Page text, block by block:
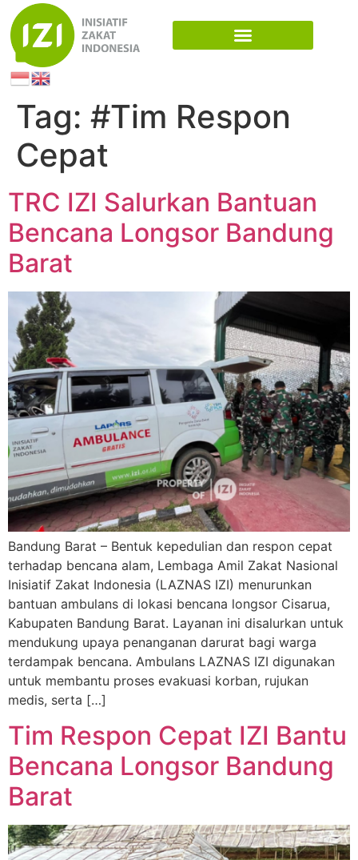
Tag: #Tim Respon
Cepat
TRC IZI Salurkan Bantuan
Bencana Longsor Bandung
Barat
Bandung Barat – Bentuk kepedulian dan respon cepat
terhadap bencana alam, Lembaga Amil Zakat Nasional
Inisiatif Zakat Indonesia (LAZNAS IZI) menurunkan
bantuan ambulans di lokasi bencana longsor Cisarua,
Kabupaten Bandung Barat. Layanan ini disalurkan untuk
mendukung upaya penanganan darurat bagi warga
terdampak bencana. Ambulans LAZNAS IZI digunakan
untuk membantu proses evakuasi korban, rujukan
medis, serta […]
Tim Respon Cepat IZI Bantu
Bencana Longsor Bandung
Barat